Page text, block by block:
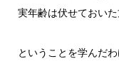
実年齢は伏せておい
ということを学んだ